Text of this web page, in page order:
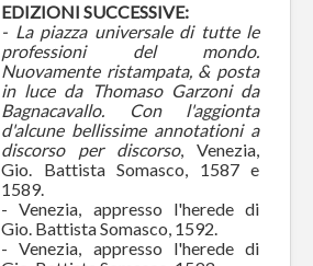
EDIZIONI SUCCESSIVE:
- La piazza universale di tutte le
professioni del mondo.
Nuovamente ristampata, & posta
in luce da Thomaso Garzoni da
Bagnacavallo. Con l'aggionta
d'alcune bellissime annotationi a
discorso per discorso, Venezia,
Gio. Battista Somasco, 1587 e
1589.
- Venezia, appresso l'herede di
Gio. Battista Somasco, 1592.
- Venezia, appresso l'herede di